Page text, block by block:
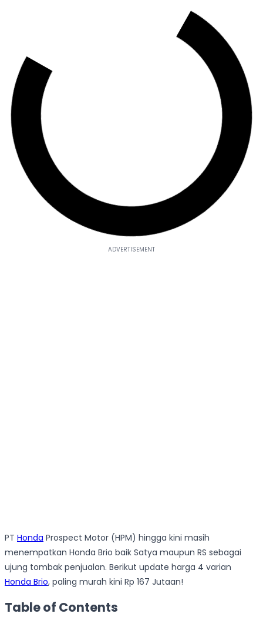
PT Honda Prospect Motor (HPM) hingga kini masih
menempatkan Honda Brio baik Satya maupun RS sebagai
ujung tombak penjualan. Berikut update harga 4 varian
Honda Brio, paling murah kini Rp 167 Jutaan!
Table of Contents